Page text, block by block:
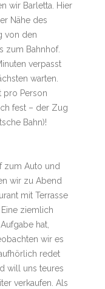
wir Barletta. Hier
Nähe des
von den
zum Bahnhof.
verpasst
warten.
pro Person
fest – der Zug
Bahn)!
zum Auto und
wir zu Abend
mit Terrasse
ziemlich
hat,
wir es
redet
will uns teures
verkaufen. Als